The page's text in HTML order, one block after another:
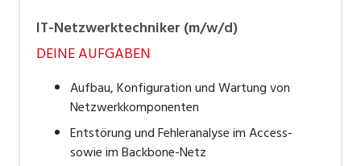
Sicherheit, Rettung, Polizei, Zoll
IT-Netzwerktechniker (m/w/d)
DEINE AUFGABEN
Aufbau, Konfiguration und Wartung von
Netzwerkkomponenten
Entstörung und Fehleranalyse im Access-
sowie im Backbone-Netz